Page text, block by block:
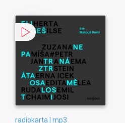
radiokarta | mp3